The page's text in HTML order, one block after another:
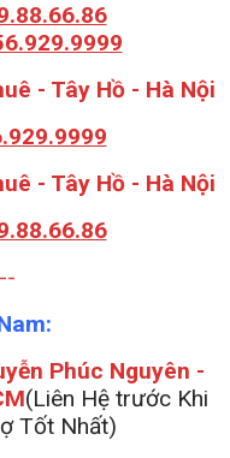
- Tây Hồ - Hà Nội
- Tây Hồ - Hà Nội
Phúc Nguyên -
(Liên Hệ trước Khi
Tốt Nhất)